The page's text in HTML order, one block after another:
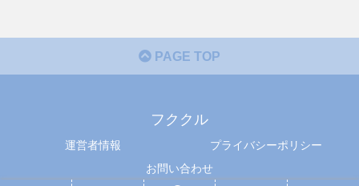
PAGE TOP
フククル
運営者情報
プライバシーポリシー
お問い合わせ